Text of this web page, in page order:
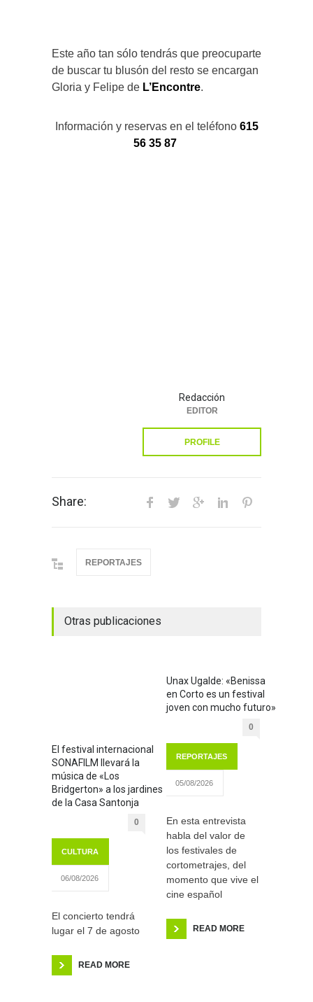
Este año tan sólo tendrás que preocuparte
de buscar tu blusón del resto se encargan
Gloria y Felipe de L’Encontre.
Información y reservas en el teléfono 615
56 35 87
Redacción
EDITOR
PROFILE
Share:
REPORTAJES
Otras publicaciones
El festival internacional
SONAFILM llevará la
música de «Los
Bridgerton» a los jardines
de la Casa Santonja
0
CULTURA
06/08/2026
El concierto tendrá
lugar el 7 de agosto
READ MORE
Unax Ugalde: «Benissa
en Corto es un festival
joven con mucho futuro»
0
REPORTAJES
05/08/2026
En esta entrevista
habla del valor de
los festivales de
cortometrajes, del
momento que vive el
cine español
READ MORE